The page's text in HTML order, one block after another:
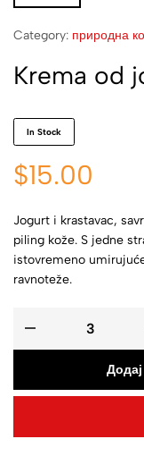
Category: природна
Krema od
In Stock
$15.00
Jogurt i krastavac,
piling kože. S jedne
istovremeno
ravnoteže.